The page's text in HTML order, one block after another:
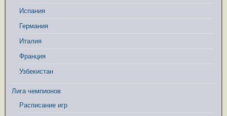
Испания
Германия
Италия
Франция
Узбекистан
Лига чемпионов
Расписание игр